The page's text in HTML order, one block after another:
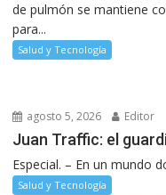
de pulmón se mantiene
para...
Salud y Tecnología
agosto 5, 2026 Editor
Juan Traffic: el
Especial. – En un mundo
Salud y Tecnología